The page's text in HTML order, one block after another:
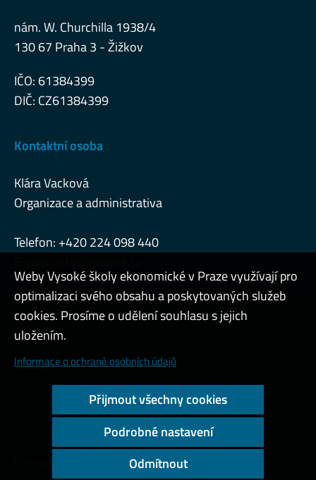
nám. W. Churchilla 1938/4
130 67 Praha 3 - Žižkov
IČO: 61384399
DIČ: CZ61384399
Kontaktní osoba
Klára Vacková
Organizace a administrativa
Telefon: +420 224 098 440
Admin
Cookies a ochrana osobních údajů
Přístupnost webu
Vysoký kontrast
Copyright © 2000 - 2026 Vysoká škola ekonomická v Praze
Weby Vysoké školy ekonomické v Praze využívají pro
optimalizaci svého obsahu a poskytovaných služeb
cookies. Prosíme o udělení souhlasu s jejich
uložením.
Informace o ochraně osobních údajů
Přijmout všechny cookies
Podrobné nastavení
Odmítnout